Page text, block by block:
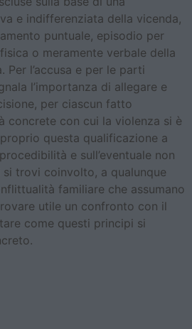
e indifferenziata della vicenda,
puntuale, episodio per
o meramente verbale della
l’accusa e per le parti
l’importanza di allegare e
per ciascun fatto
concrete con cui la violenza si è
questa qualificazione a
e sull’eventuale non
trovi coinvolto, a qualunque
familiare che assumano
utile un confronto con il
come questi principi si